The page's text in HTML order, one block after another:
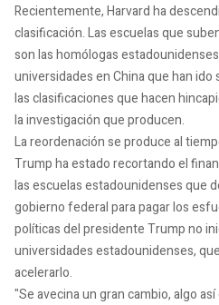
Recientemente, Harvard ha
clasificación. Las escuelas que
son las homólogas
universidades en China que han
las clasificaciones que hacen
la investigación que producen.
La reordenación se produce al
Trump ha estado recortando el
las escuelas estadounidenses que
gobierno federal para pagar los
políticas del presidente Trump no
universidades estadounidenses,
acelerarlo.
"Se avecina un gran cambio, algo